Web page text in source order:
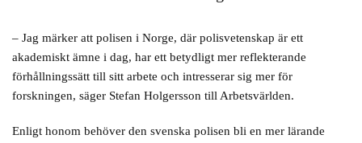
– Jag märker att polisen i Norge, där polisvetenskap är ett
akademiskt ämne i dag, har ett betydligt mer reflekterande
förhållningssätt till sitt arbete och intresserar sig mer för
forskningen, säger Stefan Holgersson till Arbetsvärlden.
Enligt honom behöver den svenska polisen bli en mer lärande